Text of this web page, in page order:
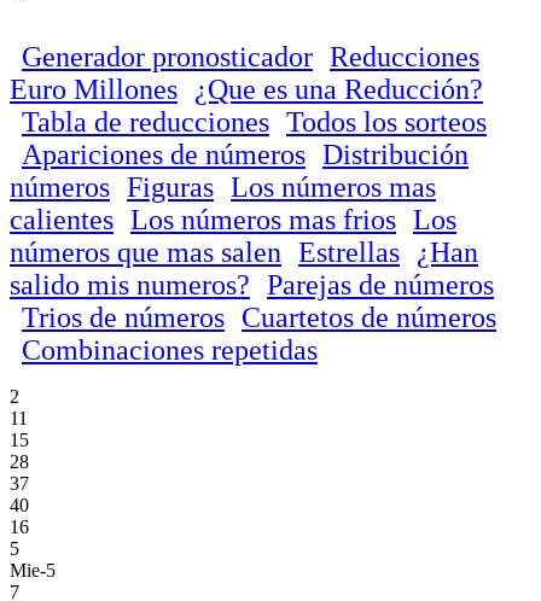
Generador pronosticador Reducciones
Euro Millones
¿Que es una Reducción?
Tabla de reducciones Todos los sorteos
Apariciones de números Distribución
números Figuras Los números mas
calientes Los números mas frios Los
números que mas salen Estrellas
¿Han
salido mis numeros? Parejas de números
Trios de números Cuartetos de números
Combinaciones repetidas
2
11
15
28
37
40
16
5
Mie-5
7